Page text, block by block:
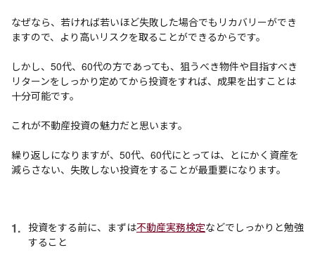
なぜなら、若ければ若いほど失敗した場合でもリカバリーができ
ますので、より高いリスクを取ることができるからです。
しかし、50代、60代の方であっても、狙うべき物件や目指すべき
リターンをしっかり定めてから投資をすれば、成果を出すことは
十分可能です。
これが不動産投資の魅力だと思います。
繰り返しになりますが、50代、60代にとっては、とにかく資産を
減らさない、失敗しない投資をすることが最重要になります。
投資をする前に、まずは不動産実務検定などでしっかりと勉強
すること